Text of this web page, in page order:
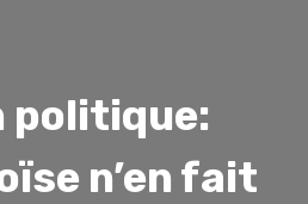
politique:
n’en fait